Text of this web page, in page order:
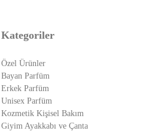
Kategoriler
Özel Ürünler
Bayan Parfüm
Erkek Parfüm
Unisex Parfüm
Kozmetik Kişisel Bakım
Giyim Ayakkabı ve Çanta